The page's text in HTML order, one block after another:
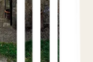
SEO local,
los resultados de